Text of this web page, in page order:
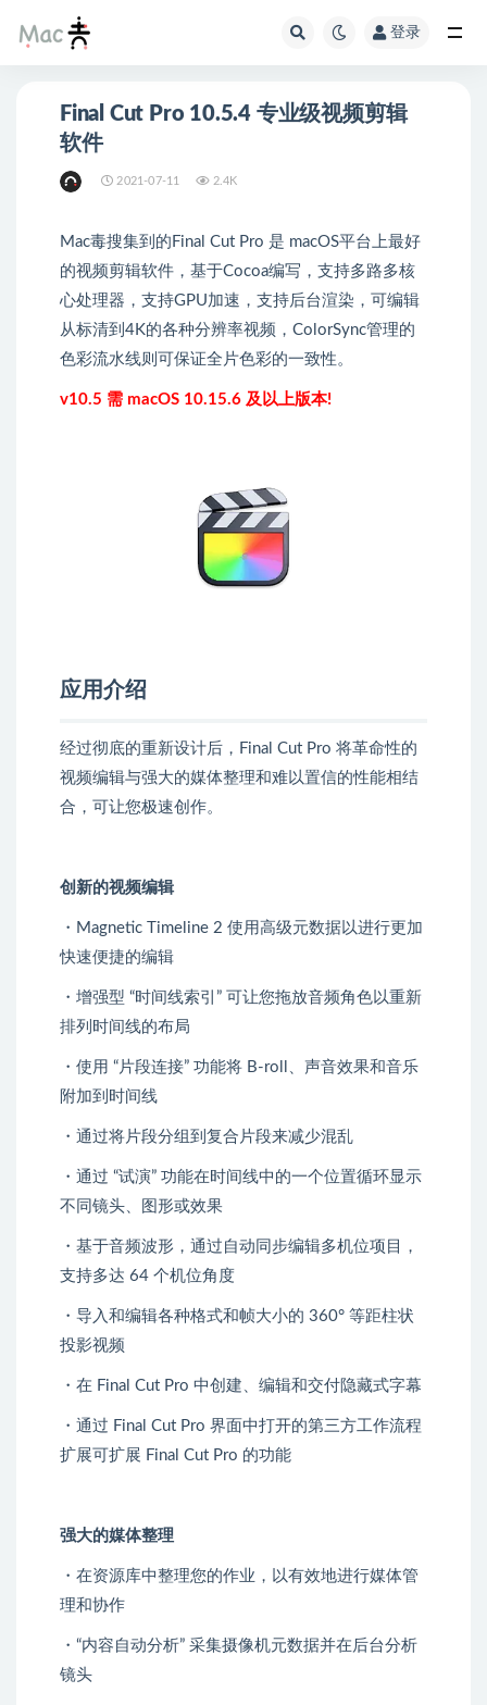
登录
Final Cut Pro 10.5.4 专业级视频剪辑
软件
2021-07-11 2.4K
Mac毒搜集到的Final Cut Pro 是 macOS平台上最好
的视频剪辑软件，基于Cocoa编写，支持多路多核
心处理器，支持GPU加速，支持后台渲染，可编辑
从标清到4K的各种分辨率视频，ColorSync管理的
色彩流水线则可保证全片色彩的一致性。
v10.5 需 macOS 10.15.6 及以上版本!
应用介绍
经过彻底的重新设计后，Final Cut Pro 将革命性的
视频编辑与强大的媒体整理和难以置信的性能相结
合，可让您极速创作。
创新的视频编辑
・Magnetic Timeline 2 使用高级元数据以进行更加
快速便捷的编辑
・增强型 “时间线索引” 可让您拖放音频角色以重新
排列时间线的布局
・使用 “片段连接” 功能将 B-roll、声音效果和音乐
附加到时间线
・通过将片段分组到复合片段来减少混乱
・通过 “试演” 功能在时间线中的一个位置循环显示
不同镜头、图形或效果
・基于音频波形，通过自动同步编辑多机位项目，
支持多达 64 个机位角度
・导入和编辑各种格式和帧大小的 360° 等距柱状
投影视频
・在 Final Cut Pro 中创建、编辑和交付隐藏式字幕
・通过 Final Cut Pro 界面中打开的第三方工作流程
扩展可扩展 Final Cut Pro 的功能
强大的媒体整理
・在资源库中整理您的作业，以有效地进行媒体管
理和协作
・“内容自动分析” 采集摄像机元数据并在后台分析
镜头